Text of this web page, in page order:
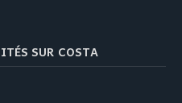
SUR COSTA